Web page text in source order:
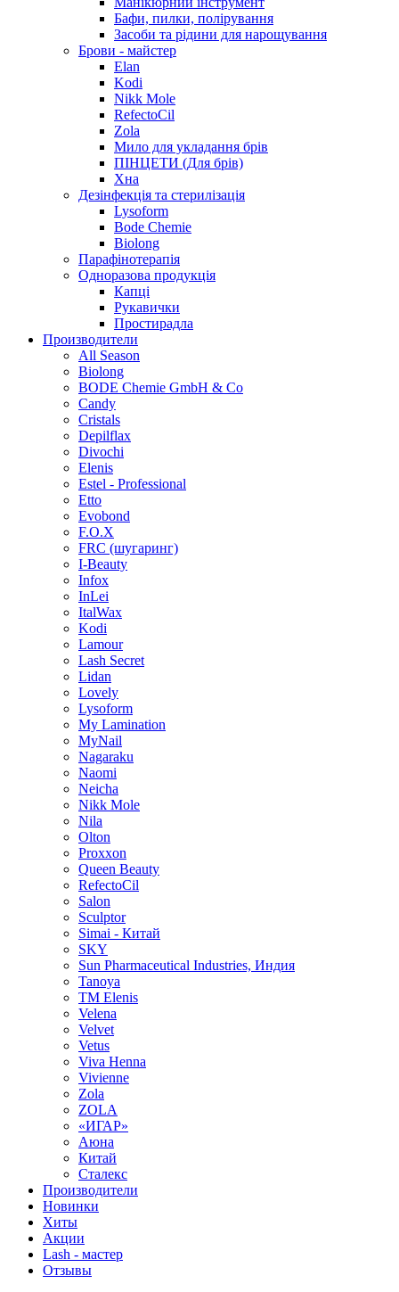
Бафи, пилки, полірування
Засоби та рідини для нарощування
Брови - майстер
Elan
Kodi
Nikk Mole
RefectoCil
Zola
Мило для укладання брів
ПІНЦЕТИ (Для брів)
Хна
Дезінфекція та стерилізація
Lysoform
Bode Chemie
Biolong
Парафінотерапія
Одноразова продукція
Капці
Рукавички
Простирадла
Производители
All Season
Biolong
BODE Chemie GmbH & Со
Candy
Cristals
Depilflax
Divochi
Elenis
Estel - Professional
Etto
Evobond
F.O.X
FRC (шугаринг)
I-Beauty
Infox
InLei
ItalWax
Kodi
Lamour
Lash Secret
Lidan
Lovely
Lysoform
My Lamination
MyNail
Nagaraku
Naomi
Neicha
Nikk Mole
Nila
Olton
Proxxon
Queen Beauty
RefectoCil
Salon
Sculptor
Simai - Китай
SKY
Sun Pharmaceutical Industries, Индия
Tanoya
TM Elenis
Velena
Velvet
Vetus
Viva Henna
Vivienne
Zola
ZOLA
«ИГАР»
Аюна
Китай
Сталекс
Производители
Новинки
Хиты
Акции
Lash - мастер
Отзывы